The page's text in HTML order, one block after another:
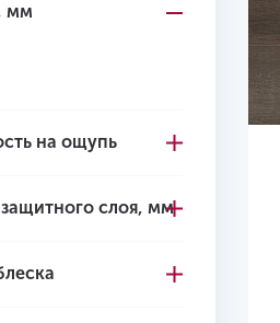
мм
на ощупь
слоя, мм